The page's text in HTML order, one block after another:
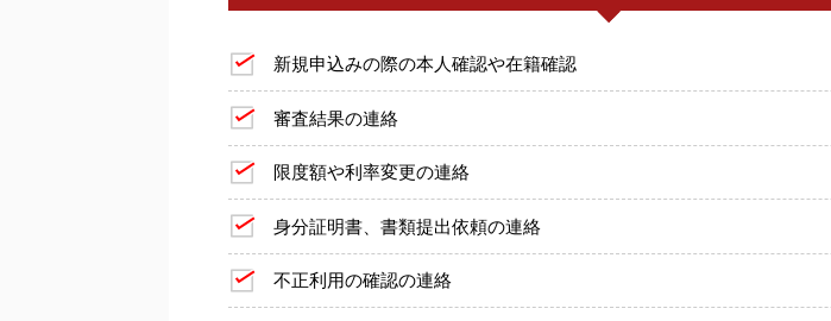
新規申込みの際の本人確認や在籍確認
審査結果の連絡
限度額や利率変更の連絡
身分証明書、書類提出依頼の連絡
不正利用の確認の連絡